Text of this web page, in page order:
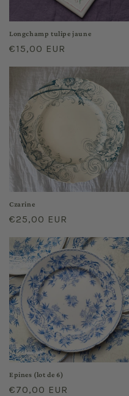
Longchamp tulipe jaune
Regular
€15,00 EUR
Czarine
Regular
€25,00 EUR
Epines (lot de 6)
Regular
€70,00 EUR